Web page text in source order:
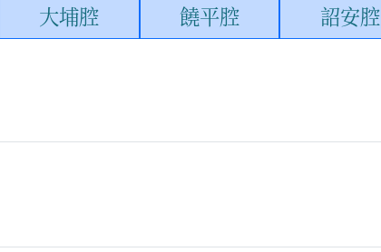
大埔腔 饒平腔 詔安腔